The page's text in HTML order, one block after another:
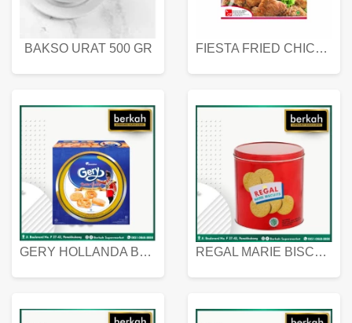
BAKSO URAT 500 GR FIESTA FRIED CHICKEN 500 GR
GERY HOLLANDA BUTTER COOKIES 450 GRAM REGAL MARIE BISCUIT KALENG 550 GRAM